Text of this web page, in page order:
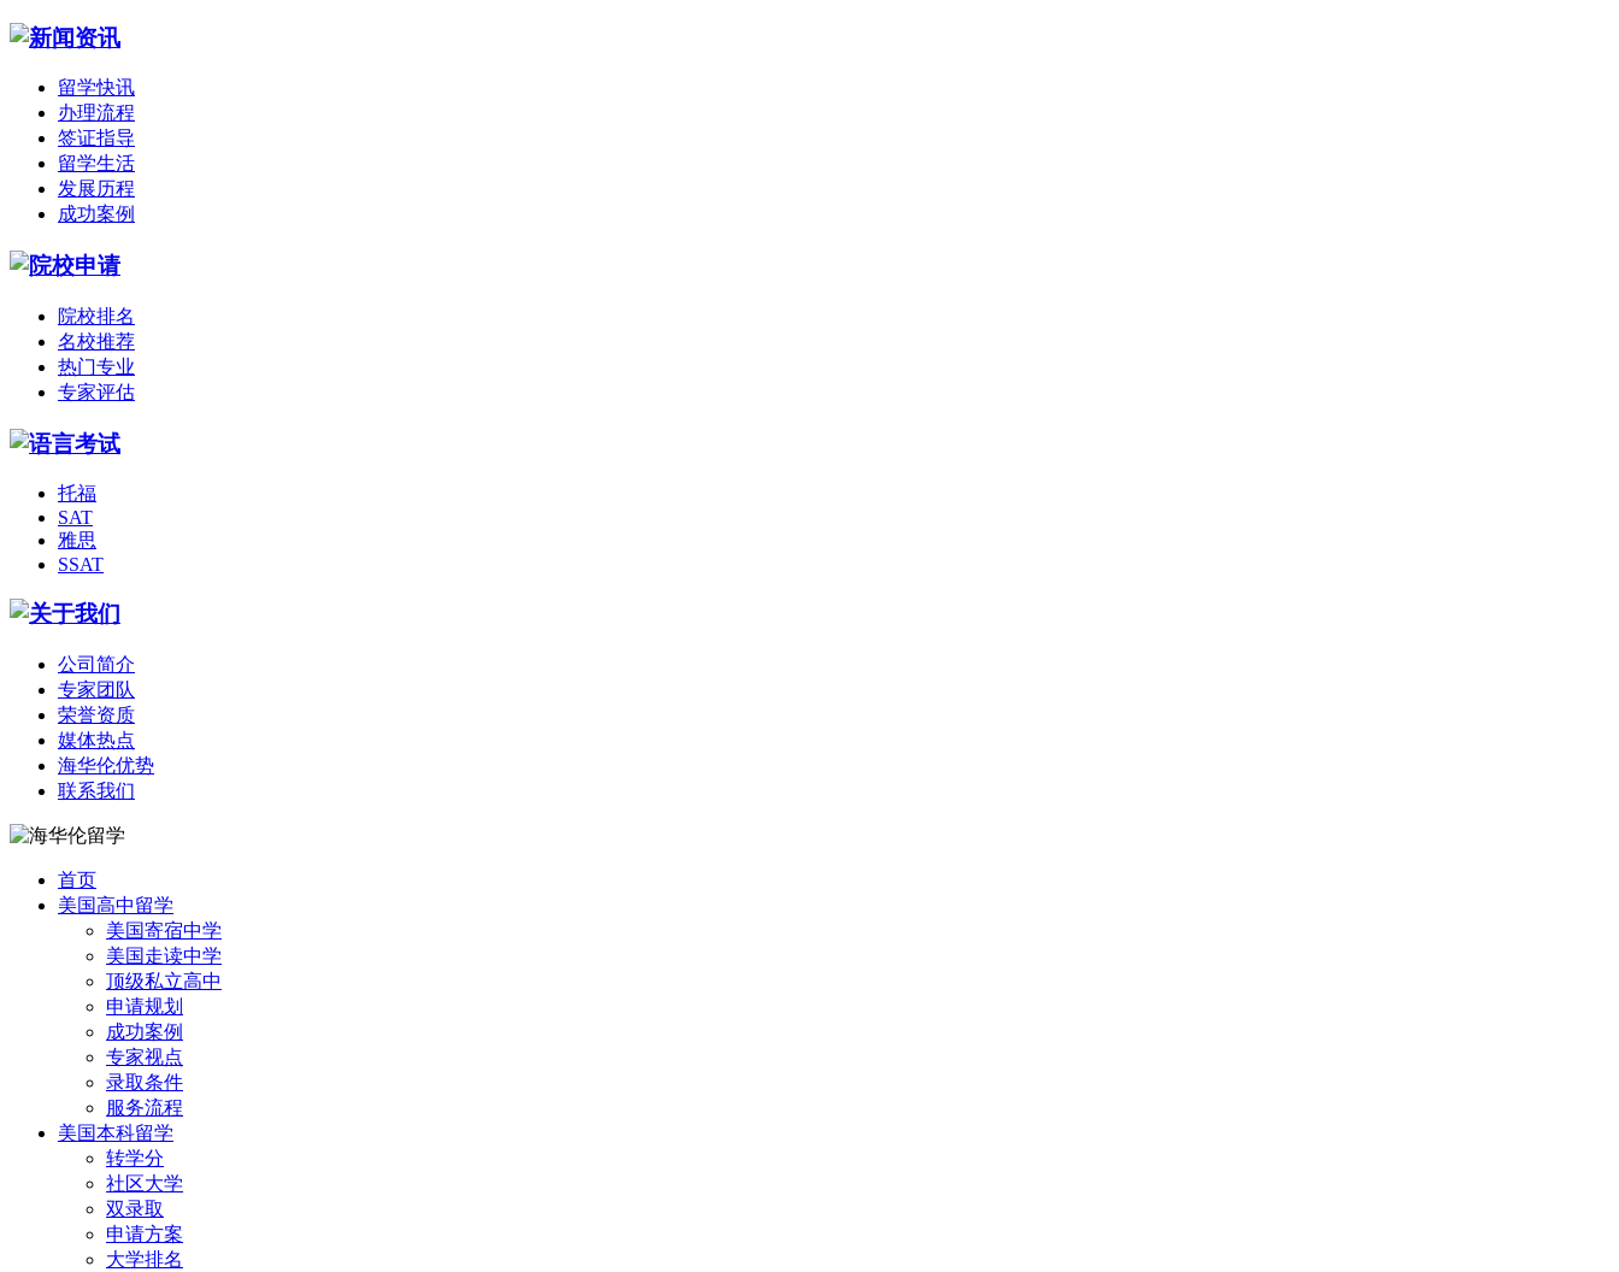
留学快讯
办理流程
签证指导
留学生活
发展历程
成功案例
院校排名
名校推荐
热门专业
专家评估
托福
SAT
雅思
SSAT
公司简介
专家团队
荣誉资质
媒体热点
海华伦优势
联系我们
首页
美国高中留学
美国寄宿中学
美国走读中学
顶级私立高中
申请规划
成功案例
专家视点
录取条件
服务流程
美国本科留学
转学分
社区大学
双录取
申请方案
大学排名